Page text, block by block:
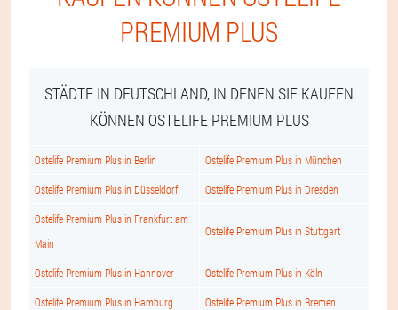
PREMIUM PLUS
STÄDTE IN DEUTSCHLAND, IN DENEN SIE KAUFEN
KÖNNEN OSTELIFE PREMIUM PLUS
Ostelife Premium Plus in Berlin Ostelife Premium Plus in München
Ostelife Premium Plus in Düsseldorf Ostelife Premium Plus in Dresden
Ostelife Premium Plus in Frankfurt am
Main
Ostelife Premium Plus in Stuttgart
Ostelife Premium Plus in Hannover Ostelife Premium Plus in Köln
Ostelife Premium Plus in Hamburg Ostelife Premium Plus in Bremen